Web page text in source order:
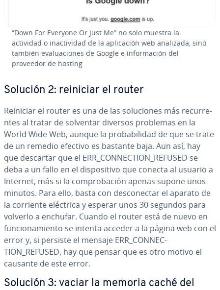
“Down For Everyone Or Just Me” no solo muestra la
actividad o inac­ti­vi­dad de la apli­ca­ción web analizada, sino
también eva­lua­cio­nes de Google e in­fo­r­ma­ción del
proveedor de hosting
Solución 2: reiniciar el router
Reiniciar el router es una de las so­lu­cio­nes más re­cu­rre­
n­tes al tratar de solventar diversos problemas en la
World Wide Web, aunque la pro­ba­bi­li­dad de que se trate
de un remedio efectivo es bastante baja. Aun así, hay
que descartar que el ERR_CO­N­NE­C­TION_REFUSED se
deba a un fallo en el di­s­po­si­ti­vo que conecta al usuario a
Internet, más si la co­m­pro­ba­ción apenas supone unos
minutos. Para ello, basta con de­s­co­ne­c­tar el aparato de
la corriente eléctrica y esperar unos 30 segundos para
volverlo a enchufar. Cuando el router está de nuevo en
fu­n­cio­na­mie­n­to se intenta acceder a la página web con el
error y, si persiste el mensaje ERR_CO­N­NE­C­
TION_REFUSED, hay que pensar que es otro motivo el
causante de este error.
Solución 3: vaciar la memoria caché del